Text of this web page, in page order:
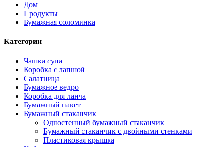
Дом
Продукты
Бумажная соломинка
Категории
Чашка супа
Коробка с лапшой
Салатница
Бумажное ведро
Коробка для ланча
Бумажный пакет
Бумажный стаканчик
Одностенный бумажный стаканчик
Бумажный стаканчик с двойными стенками
Пластиковая крышка